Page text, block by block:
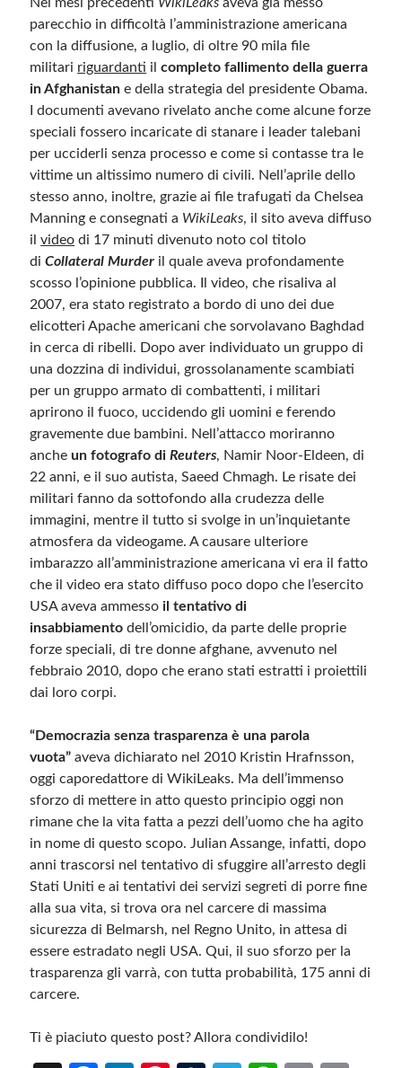
parecchio in difficoltà l’amministrazione americana
con la diffusione, a luglio, di oltre 90 mila file
militari riguardanti ilcompleto fallimento della guerra
in Afghanistan e della strategia del presidente Obama.
I documenti avevano rivelato anche come alcune forze
speciali fossero incaricate di stanare i leader talebani
per ucciderli senza processo e come si contasse tra le
vittime un altissimo numero di civili. Nell’aprile dello
stesso anno, inoltre, grazie ai file trafugati da Chelsea
Manning e consegnati a WikiLeaks, il sito aveva diffuso
ilvideo di 17 minuti divenuto noto col titolo
diCollateral Murder il quale aveva profondamente
scosso l’opinione pubblica. Il video, che risaliva al
2007, era stato registrato a bordo di uno dei due
elicotteri Apache americani che sorvolavano Baghdad
in cerca di ribelli. Dopo aver individuato un gruppo di
una dozzina di individui, grossolanamente scambiati
per un gruppo armato di combattenti, i militari
aprirono il fuoco, uccidendo gli uomini e ferendo
gravemente due bambini. Nell’attacco moriranno
ancheun fotografo diReuters, Namir Noor-Eldeen, di
22 anni, e il suo autista, Saeed Chmagh. Le risate dei
militari fanno da sottofondo alla crudezza delle
immagini, mentre il tutto si svolge in un’inquietante
atmosfera da videogame. A causare ulteriore
imbarazzo all’amministrazione americana vi era il fatto
che il video era stato diffuso poco dopo che l’esercito
USA aveva ammessoil tentativo di
insabbiamento dell’omicidio, da parte delle proprie
forze speciali, di tre donne afghane, avvenuto nel
febbraio 2010, dopo che erano stati estratti i proiettili
dai loro corpi.
“Democrazia senza trasparenza è una parola
vuota” aveva dichiarato nel 2010 Kristin Hrafnsson,
oggi caporedattore di WikiLeaks. Ma dell’immenso
sforzo di mettere in atto questo principio oggi non
rimane che la vita fatta a pezzi dell’uomo che ha agito
in nome di questo scopo. Julian Assange, infatti, dopo
anni trascorsi nel tentativo di sfuggire all’arresto degli
Stati Uniti e ai tentativi dei servizi segreti di porre fine
alla sua vita, si trova ora nel carcere di massima
sicurezza di Belmarsh, nel Regno Unito, in attesa di
essere estradato negli USA. Qui, il suo sforzo per la
trasparenza gli varrà, con tutta probabilità, 175 anni di
carcere.
Ti è piaciuto questo post? Allora condividilo!